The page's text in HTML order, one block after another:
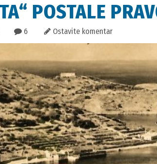
POSTALE
6 Ostavite komentar